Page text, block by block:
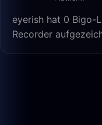
eyerish hat 0 Bigo-
Recorder